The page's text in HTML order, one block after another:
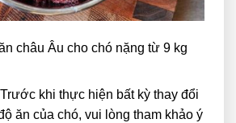
châu Âu cho chó nặng từ 9 kg
khi thực hiện bất kỳ thay đổi
ăn của chó, vui lòng tham khảo ý